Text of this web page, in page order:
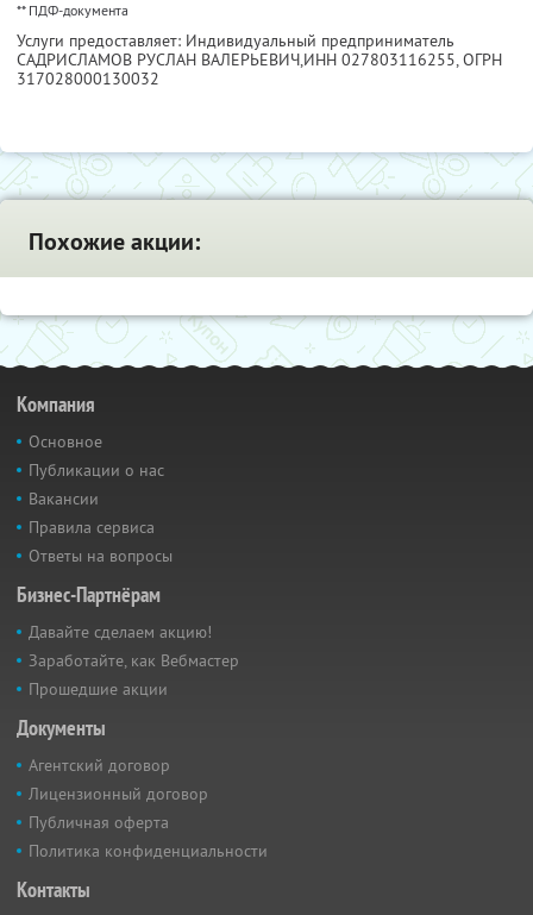
** ПДФ-документа
Услуги предоставляет: Индивидуальный предприниматель
САДРИСЛАМОВ РУСЛАН ВАЛЕРЬЕВИЧ,ИНН 027803116255, ОГРН
317028000130032
Похожие акции:
Компания
Основное
Публикации о нас
Вакансии
Правила сервиса
Ответы на вопросы
Бизнес-Партнёрам
Давайте сделаем акцию!
Заработайте, как Вебмастер
Прошедшие акции
Документы
Агентский договор
Лицензионный договор
Публичная оферта
Политика конфиденциальности
Контакты